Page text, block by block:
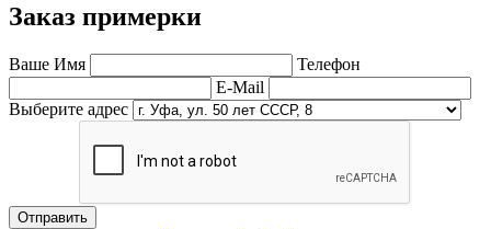
Заказ примерки
Ваше Имя
Телефон
E-Mail
Выберите адрес
Отправить